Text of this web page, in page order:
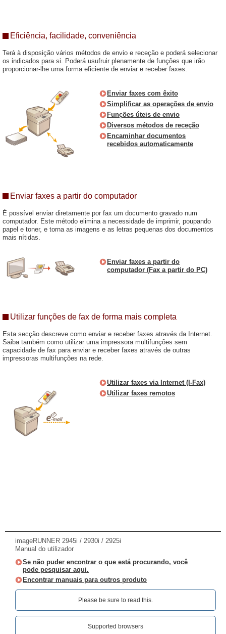
Eficiência, facilidade, conveniência
Terá à disposição vários métodos de envio e receção e poderá selecionar
os indicados para si. Poderá usufruir plenamente de funções que irão
proporcionar-lhe uma forma eficiente de enviar e receber faxes.
Enviar faxes com êxito
Simplificar as operações de envio
Funções úteis de envio
Diversos métodos de receção
Encaminhar documentos
recebidos automaticamente
Enviar faxes a partir do computador
É possível enviar diretamente por fax um documento gravado num
computador. Este método elimina a necessidade de imprimir, poupando
papel e toner, e torna as imagens e as letras pequenas dos documentos
mais nítidas.
Enviar faxes a partir do
computador (Fax a partir do PC)
Utilizar funções de fax de forma mais completa
Esta secção descreve como enviar e receber faxes através da Internet.
Saiba também como utilizar uma impressora multifunções sem
capacidade de fax para enviar e receber faxes através de outras
impressoras multifunções na rede.
Utilizar faxes via Internet (I-Fax)
Utilizar faxes remotos
imageRUNNER 2945i / 2930i / 2925i
Manual do utilizador
Se não puder encontrar o que está procurando, você
pode pesquisar aqui.
Encontrar manuais para outros produto
Please be sure to read this.‎
Supported browsers